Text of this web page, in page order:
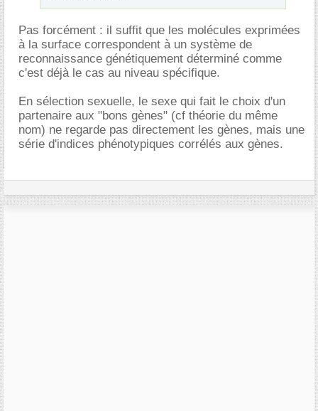
Pas forcément : il suffit que les molécules exprimées
à la surface correspondent à un système de
reconnaissance génétiquement déterminé comme
c'est déjà le cas au niveau spécifique.
En sélection sexuelle, le sexe qui fait le choix d'un
partenaire aux "bons gènes" (cf théorie du même
nom) ne regarde pas directement les gènes, mais une
série d'indices phénotypiques corrélés aux gènes.